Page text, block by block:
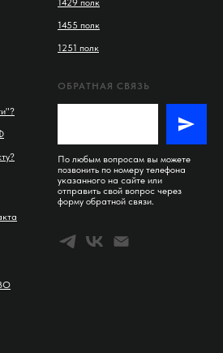
1429 полк
1455 полк
1251 полк
ОБРАТНАЯ СВЯЗЬ
По любым вопросам вы можете
позвонить по номеру телефона
указанного на сайте или
отправить свой вопрос через
форму обратной связи.